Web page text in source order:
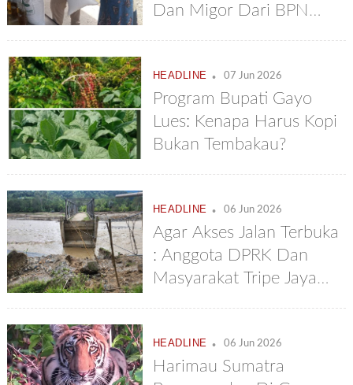
Dan Migor Dari BPN
HEADLINE . 07 Jun 2026
Program Bupati Gayo
Lues: Kenapa Harus Kopi
Bukan Tembakau?
HEADLINE . 06 Jun 2026
Agar Akses Jalan Terbuka
: Anggota DPRK Dan
Masyarakat Tripe Jaya
HEADLINE . 06 Jun 2026
Harimau Sumatra